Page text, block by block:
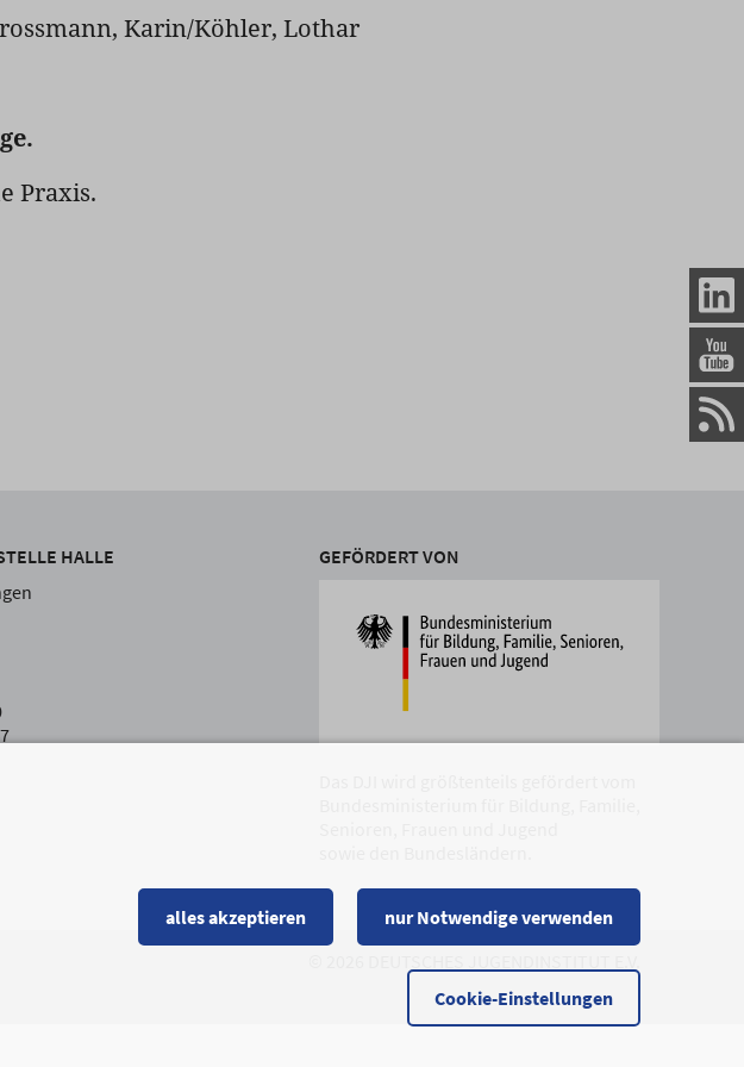
Cookie-Einstellungen
alles akzeptieren nur Notwendige verwenden
Karin/Köhler, Lothar
Praxis.
HALLE
GEFÖRDERT VON